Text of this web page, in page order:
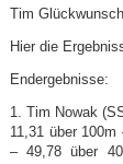
Tim Glückwunsch
Hier die
Endergebnisse:
1. Tim Nowak
11,31 über
– 49,78 über